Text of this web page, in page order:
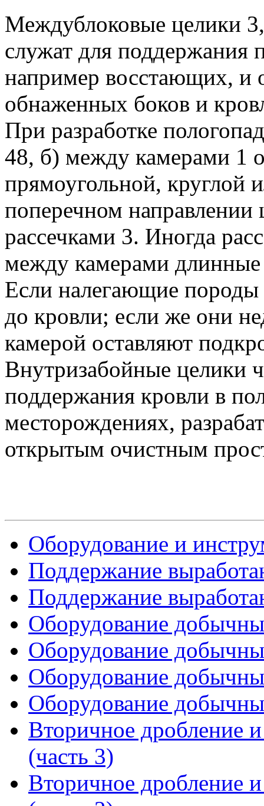
Междублоковые целики
служат для поддержания
например восстающих, и
обнаженных боков и
При разработке
48, б) между камерами 1
прямоугольной, круглой
поперечном направлении
рассечками 3. Иногда
между камерами
Если налегающие
до кровли; если же они
камерой оставляют
Внутризабойные целики
поддержания кровли в
месторождениях,
открытым очистным
Оборудование и
Поддержание
Поддержание
Оборудование
Оборудование
Оборудование
Оборудование
Вторичное дробление
(часть 3)
Вторичное дробление